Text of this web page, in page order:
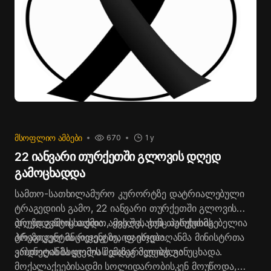
ᲛᲡᲝᲤᲚᲘᲝ ᲐᲛᲑᲔᲑᲘ 1 y
670
22 იანვარი თურქეთში გლოვის დღედ
გამოცხადდა
სამთო-სათხილამურო კურორტზე დატრიალებული
ტრაგედიის გამო, 22 იანვარი თურქეთში გლოვის
დღედ გამოცხადდა. ამის შესახებ თურქეთის
პრეზიდენტმა რეჯეფ თაიფ ერდოღანმა მინისტრთა
კაბინეტის სხდომის შემდეგ მედიას განუცხადა.
პრეზიდენტის თქმით, ყველა, ვინც პასუხისმგებელია
ტრაგიკულ ინციდენტზე, დაისჯება.
ერდოღანმა ყველას დაზარალებული
მოქალაქეებისადმი სოლიდარობისკენ მოუწოდა,